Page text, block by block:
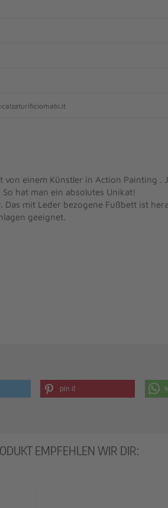
von einem Künstler in Action Painting .
hat man ein absolutes Unikat!
mit Leder bezogene Fußbett ist
geeignet.
pin it
EMPFEHLEN WIR DIR: